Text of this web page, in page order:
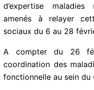
plateformes
seront amenés à
réseaux sociaux du 6 au
A compter du 26
coordination des
fonctionnelle au sein du